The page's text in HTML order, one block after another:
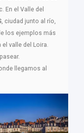
En el Valle del
, ciudad junto al río,
los ejemplos más
valle del Loira.
llegamos al